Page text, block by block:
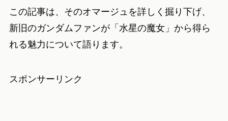
この記事は、そのオマージュを詳しく掘り下げ、
新旧のガンダムファンが「水星の魔女」から得ら
れる魅力について語ります。
スポンサーリンク